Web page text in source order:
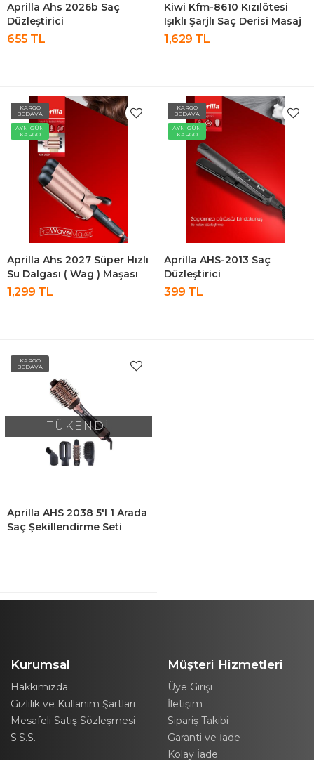
Aprilla Ahs 2026b Saç
Düzleştirici
655 TL
Kiwi Kfm-8610 Kızılötesi
Işıklı Şarjlı Saç Derisi Masaj
Tarağı
1,629 TL
KARGO
BEDAVA
AYNIGÜN
KARGO
Aprilla Ahs 2027 Süper Hızlı
Su Dalgası ( Wag ) Maşası
1,299 TL
KARGO
BEDAVA
AYNIGÜN
KARGO
Aprilla AHS-2013 Saç
Düzleştirici
399 TL
KARGO
BEDAVA
TÜKENDİ
Aprilla AHS 2038 5'i 1 Arada
Saç Şekillendirme Seti
Kurumsal
Hakkımızda
Gizlilik ve Kullanım Şartları
Mesafeli Satış Sözleşmesi
S.S.S.
Müşteri Hizmetleri
Üye Girişi
İletişim
Sipariş Takibi
Garanti ve İade
Kolay İade